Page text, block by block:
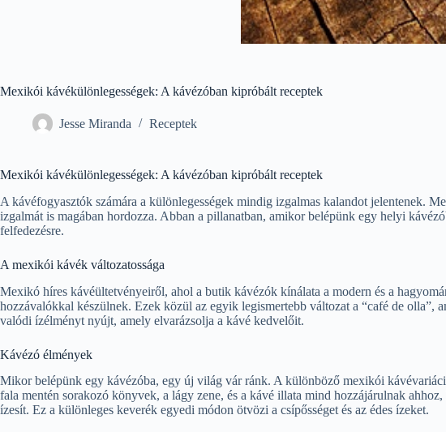
Mexikói kávékülönlegességek: A kávézóban kipróbált receptek
Jesse Miranda Receptek
Mexikói kávékülönlegességek: A kávézóban kipróbált receptek
A kávéfogyasztók számára a különlegességek mindig izgalmas kalandot jelentenek.
izgalmát is magában hordozza. Abban a pillanatban, amikor belépünk egy helyi
felfedezésre.
A mexikói kávék változatossága
Mexikó híres kávéültetvényeiről, ahol a butik kávézók kínálata a modern és a
hozzávalókkal készülnek. Ezek közül az egyik legismertebb változat a “café de
valódi ízélményt nyújt, amely elvarázsolja a kávé kedvelőit.
Kávézó élmények
Mikor belépünk egy kávézóba, egy új világ vár ránk. A különböző mexikói
fala mentén sorakozó könyvek, a lágy zene, és a kávé illata mind hozzájárulnak
ízesít. Ez a különleges keverék egyedi módon ötvözi a csípősséget és az édes ízeket.